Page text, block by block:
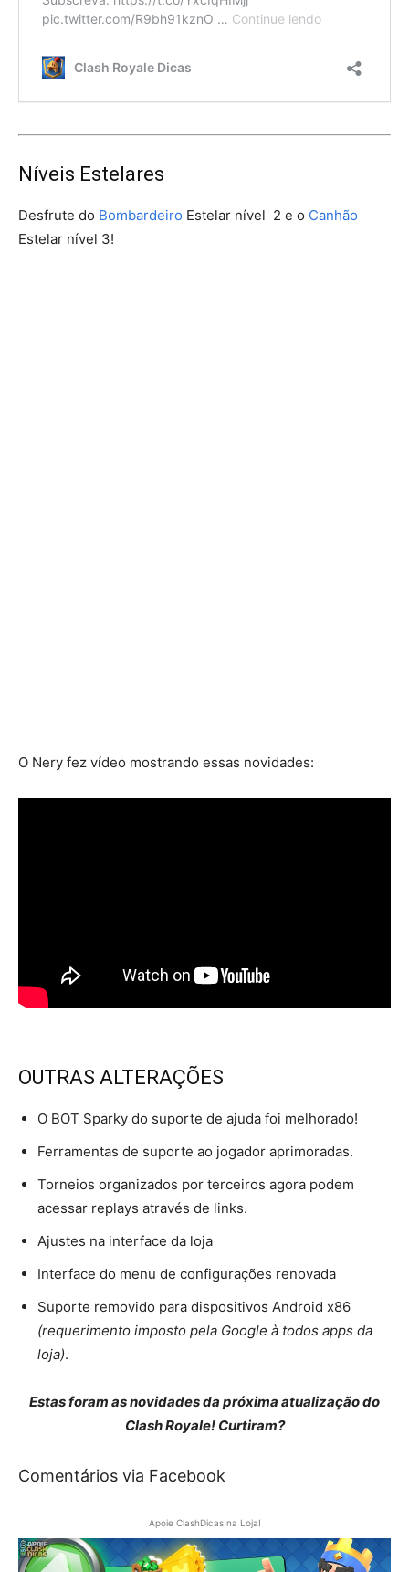
Níveis Estelares
Desfrute do Bombardeiro Estelar nível 2 e o Canhão
Estelar nível 3!
O Nery fez vídeo mostrando essas novidades:
OUTRAS ALTERAÇÕES
O BOT Sparky do suporte de ajuda foi melhorado!
Ferramentas de suporte ao jogador aprimoradas.
Torneios organizados por terceiros agora podem
acessar replays através de links.
Ajustes na interface da loja
Interface do menu de configurações renovada
Suporte removido para dispositivos Android x86
(requerimento imposto pela Google à todos apps da
loja).
Estas foram as novidades da próxima atualização do
Clash Royale! Curtiram?
Comentários via Facebook
Apoie ClashDicas na Loja!